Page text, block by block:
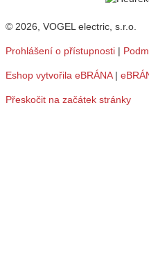
© 2026, VOGEL electric, s.r.o.
Prohlášení o přístupnosti |
Eshop vytvořila eBRÁNA|
Přeskočit na začátek stránky